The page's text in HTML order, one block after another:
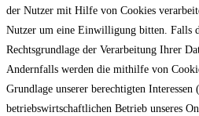
der Nutzer mit Hilfe von Cookies
Nutzer um eine Einwilligung bitten. Falls
Rechtsgrundlage der Verarbeitung Ihrer
Andernfalls werden die mithilfe von
Grundlage unserer berechtigten Interessen
betriebswirtschaftlichen Betrieb unseres